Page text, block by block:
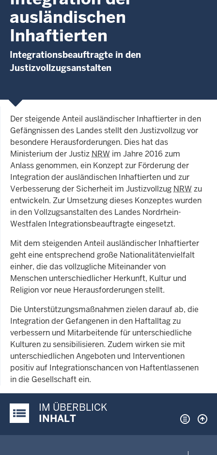
ausländischen
Inhaftierten
Integrationsbeauftragte in den
Justizvollzugsanstalten
Der steigende Anteil ausländischer Inhaftierter in den
Gefängnissen des Landes stellt den Justizvollzug vor
besondere Herausforderungen. Dies hat das
Ministerium der Justiz NRW im Jahre 2016 zum
Anlass genommen, ein Konzept zur Förderung der
Integration der ausländischen Inhaftierten und zur
Verbesserung der Sicherheit im Justizvollzug NRWzu
entwickeln. Zur Umsetzung dieses Konzeptes wurden
in den Vollzugsanstalten des Landes Nordrhein-
Westfalen Integrationsbeauftragte eingesetzt.
Mit dem steigenden Anteil ausländischer Inhaftierter
geht eine entsprechend große Nationalitätenvielfalt
einher, die das vollzugliche Miteinander von
Menschen unterschiedlicher Herkunft, Kultur und
Religion vor neue Herausforderungen stellt.
Die Unterstützungsmaßnahmen zielen darauf ab, die
Integration der Gefangenen in den Haftalltag zu
verbessern und Mitarbeitende für unterschiedliche
Kulturen zu sensibilisieren. Zudem wirken sie mit
unterschiedlichen Angeboten und Interventionen
positiv auf Integrationschancen von Haftentlassenen
in die Gesellschaft ein.
Justiz-Portal im Überblick:
IM ÜBERBLICK
INHALT